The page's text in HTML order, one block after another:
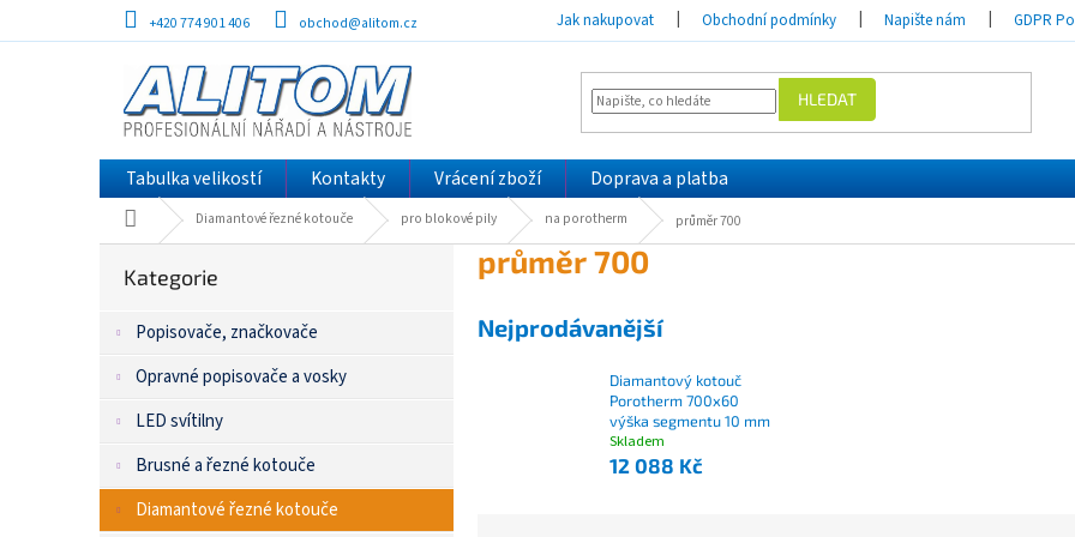
obsah
+420 774 901 406 obchod@alitom.cz Jak nakupovat Obchodní podmínky Napište nám GDPR
HLEDAT
Tabulka velikostí Kontakty Vrácení zboží Doprava a platba
Domů Diamantové řezné kotouče pro blokové pily na porotherm průměr 700
p
kategorie
Kategorie
Popisovače, značkovače
Opravné popisovače a vosky
LED svítilny
Brusné a řezné kotouče
Diamantové řezné kotouče
průměr 700
Nejprodávanější
Diamantový kotouč
Porotherm 700x60
výška segmentu 10 mm
Skladem
12 088 Kč